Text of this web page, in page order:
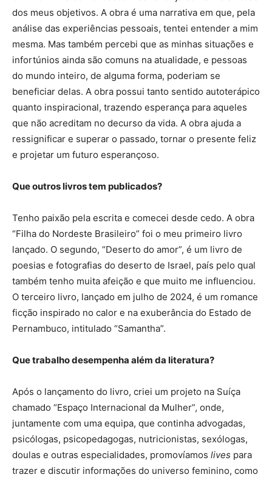
dos meus objetivos. A obra é uma narrativa em que, pela
análise das experiências pessoais, tentei entender a mim
mesma. Mas também percebi que as minhas situações e
infortúnios ainda são comuns na atualidade, e pessoas
do mundo inteiro, de alguma forma, poderiam se
beneficiar delas. A obra possui tanto sentido autoterápico
quanto inspiracional, trazendo esperança para aqueles
que não acreditam no decurso da vida. A obra ajuda a
ressignificar e superar o passado, tornar o presente feliz
e projetar um futuro esperançoso.
Que outros livros tem publicados?
Tenho paixão pela escrita e comecei desde cedo. A obra
“Filha do Nordeste Brasileiro” foi o meu primeiro livro
lançado. O segundo, “Deserto do amor”, é um livro de
poesias e fotografias do deserto de Israel, país pelo qual
também tenho muita afeição e que muito me influenciou.
O terceiro livro, lançado em julho de 2024, é um romance
ficção inspirado no calor e na exuberância do Estado de
Pernambuco, intitulado “Samantha”.
Que trabalho desempenha além da literatura?
Após o lançamento do livro, criei um projeto na Suíça
chamado “Espaço Internacional da Mulher”, onde,
juntamente com uma equipa, que continha advogadas,
psicólogas, psicopedagogas, nutricionistas, sexólogas,
doulas e outras especialidades, promovíamos lives para
trazer e discutir informações do universo feminino, como